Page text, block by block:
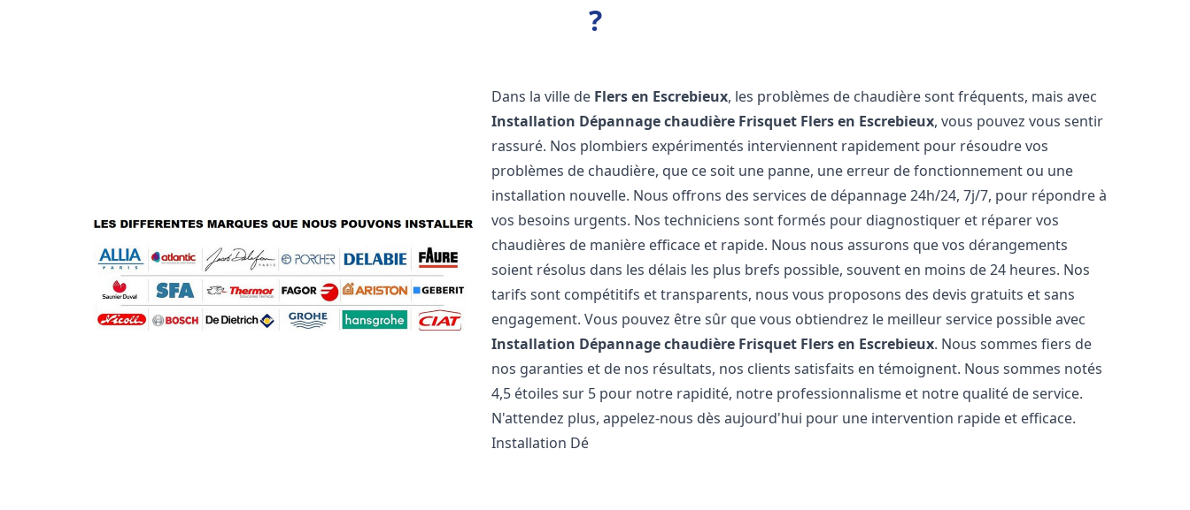
?
Dans la ville de Flers en Escrebieux, les problèmes de chaudière sont fréquents, mais avec
Installation Dépannage chaudière Frisquet Flers en Escrebieux, vous pouvez vous sentir
rassuré. Nos plombiers expérimentés interviennent rapidement pour résoudre vos
problèmes de chaudière, que ce soit une panne, une erreur de fonctionnement ou une
installation nouvelle. Nous offrons des services de dépannage 24h/24, 7j/7, pour répondre à
vos besoins urgents. Nos techniciens sont formés pour diagnostiquer et réparer vos
chaudières de manière efficace et rapide. Nous nous assurons que vos dérangements
soient résolus dans les délais les plus brefs possible, souvent en moins de 24 heures. Nos
tarifs sont compétitifs et transparents, nous vous proposons des devis gratuits et sans
engagement. Vous pouvez être sûr que vous obtiendrez le meilleur service possible avec
Installation Dépannage chaudière Frisquet Flers en Escrebieux. Nous sommes fiers de
nos garanties et de nos résultats, nos clients satisfaits en témoignent. Nous sommes notés
4,5 étoiles sur 5 pour notre rapidité, notre professionnalisme et notre qualité de service.
N'attendez plus, appelez-nous dès aujourd'hui pour une intervention rapide et efficace.
Installation Dé